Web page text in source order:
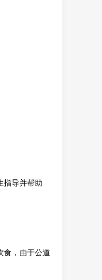
指导并帮助
食，由于公道